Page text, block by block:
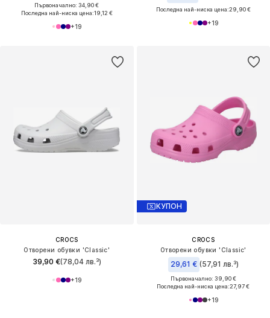
Първоначално: 34,90 €
Последна най-ниска цена:19,12 €
+19
Последна най-ниска цена:29,90 €
+19
CROCS
Отворени обувки 'Classic'
39,90 €(78,04 лв.³)
+19
КУПОН
CROCS
Отворени обувки 'Classic'
29,61 € (57,91 лв.³)
Първоначално: 39,90 €
Последна най-ниска цена:27,97 €
+19